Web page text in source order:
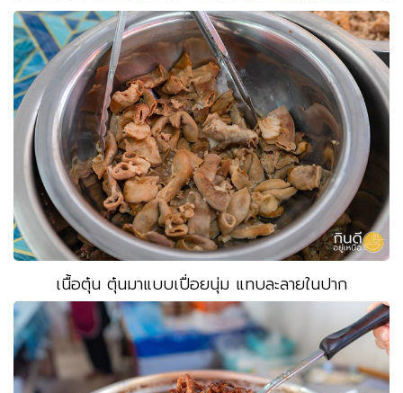
เนื้อตุ๋น ตุ๋นมาแบบเปื่อยนุ่ม แทบละลายในปาก